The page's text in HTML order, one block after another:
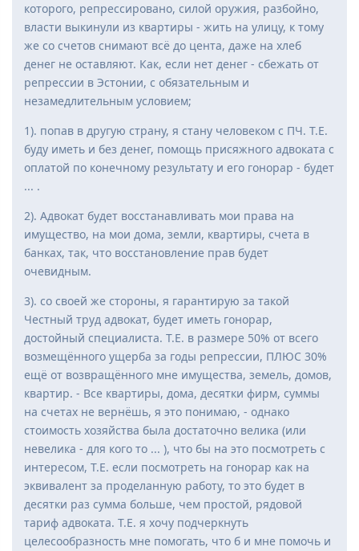
которого, репрессировано, силой оружия, разбойно,
власти выкинули из квартиры - жить на улицу, к тому
же со счетов снимают всё до цента, даже на хлеб
денег не оставляют. Как, если нет денег - сбежать от
репрессии в Эстонии, с обязательным и
незамедлительным условием;
1). попав в другую страну, я стану человеком с ПЧ. Т.Е.
буду иметь и без денег, помощь присяжного адвоката с
оплатой по конечному результату и его гонорар - будет
... .
2). Адвокат будет восстанавливать мои права на
имущество, на мои дома, земли, квартиры, счета в
банках, так, что восстановление прав будет
очевидным.
3). со своей же стороны, я гарантирую за такой
Честный труд адвокат, будет иметь гонорар,
достойный специалиста. Т.Е. в размере 50% от всего
возмещённого ущерба за годы репрессии, ПЛЮС 30%
ещё от возвращённого мне имущества, земель, домов,
квартир. - Все квартиры, дома, десятки фирм, суммы
на счетах не вернёшь, я это понимаю, - однако
стоимость хозяйства была достаточно велика (или
невелика - для кого то ... ), что бы на это посмотреть с
интересом, Т.Е. если посмотреть на гонорар как на
эквивалент за проделанную работу, то это будет в
десятки раз сумма больше, чем простой, рядовой
тариф адвоката. Т.Е. я хочу подчеркнуть
целесообразность мне помогать, что б и мне помочь и